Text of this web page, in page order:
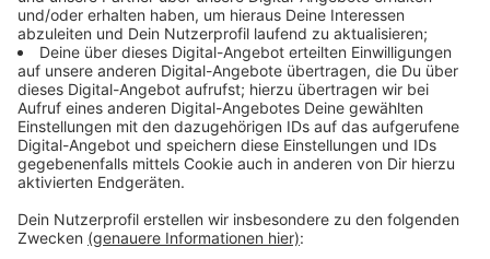
So berichtet die Stadt
So haben wir am Morgen berichtet
Reaktionen zur Sperrung auf unserer Facebookseite